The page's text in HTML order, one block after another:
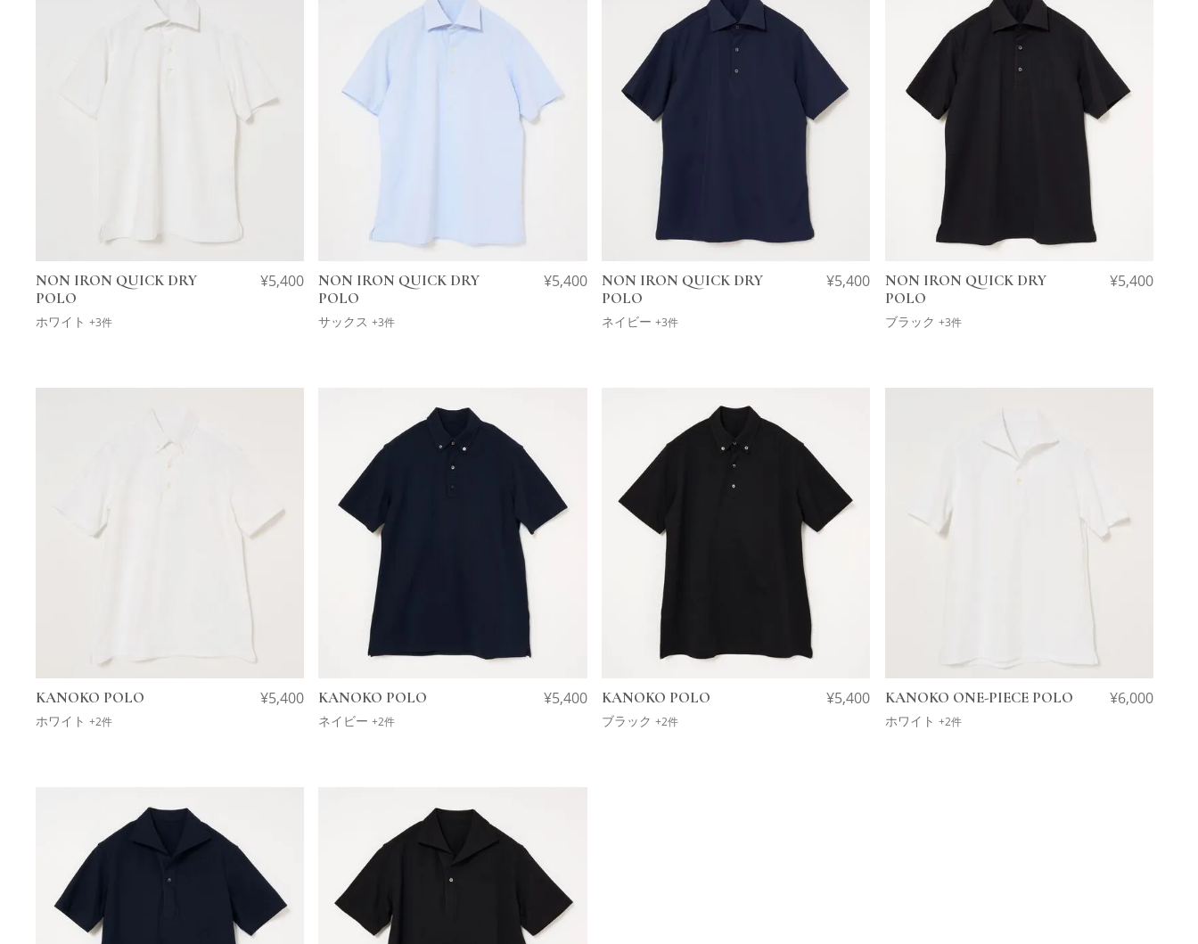
NON IRON QUICK DRY
POLO
ホワイト +3件
¥5,400
NON IRON QUICK DRY
POLO
サックス+3件
¥5,400
NON IRON QUICK DRY
POLO
ネイビー +3件
¥5,400
NON IRON QUICK DRY
POLO
ブラック +3件
¥5,400
KANOKO POLO
ホワイト +2件
¥5,400 KANOKO POLO
ネイビー+2件
¥5,400 KANOKO POLO
ブラック +2件
¥5,400 KANOKO ONE-PIECE POLO
ホワイト +2件
¥6,000